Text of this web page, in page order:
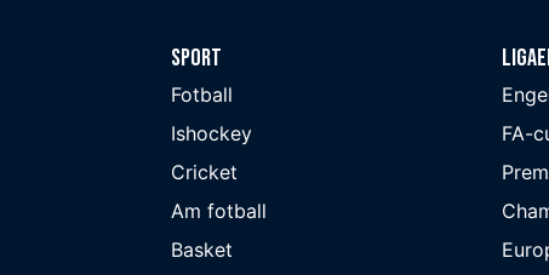
Sport
Fotball
Ishockey
Cricket
Am fotball
Basket
FA-